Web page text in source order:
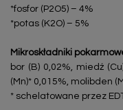
*fosfor (P2O5) – 4%
*potas (K2O) – 5%
Mikroskładniki
bor (B) 0,02%, miedź
(Mn)* 0,015%, molibden
* schelatowane przez